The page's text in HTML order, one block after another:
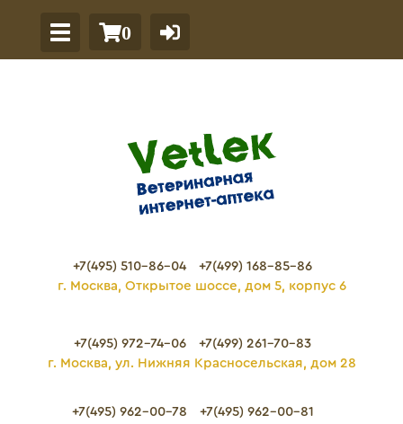
0
+7(495) 510-86-04
+7(499) 168-85-86
г. Москва, Открытое шоссе, дом 5, корпус 6
+7(495) 972-74-06
+7(499) 261-70-83
г. Москва, ул. Нижняя Красносельская, дом 28
+7(495) 962-00-78
+7(495) 962-00-81